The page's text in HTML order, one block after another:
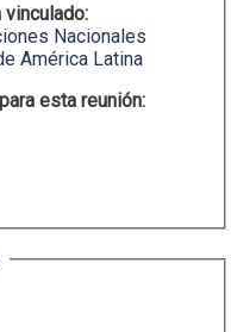
vinculado:
Nacionales
América Latina
esta reunión: